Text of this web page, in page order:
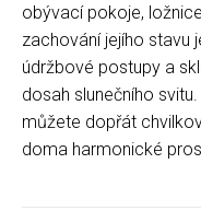
obývací pokoje,
zachování jejího stavu
údržbové postupy a
dosah slunečního
můžete dopřát
doma harmonické